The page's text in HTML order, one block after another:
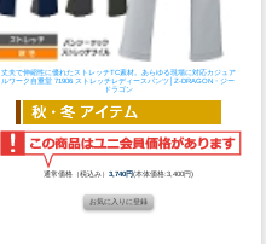
丈夫で伸縮性に優れたストレッチTC素材。あらゆる現場に対応カジュア
ルワーク 自重堂 71906 ストレッチレディースパンツ│Z-DRAGON・ジー
ドラゴン
通常価格（税込み） 3,740円(本体価格:3,400円)